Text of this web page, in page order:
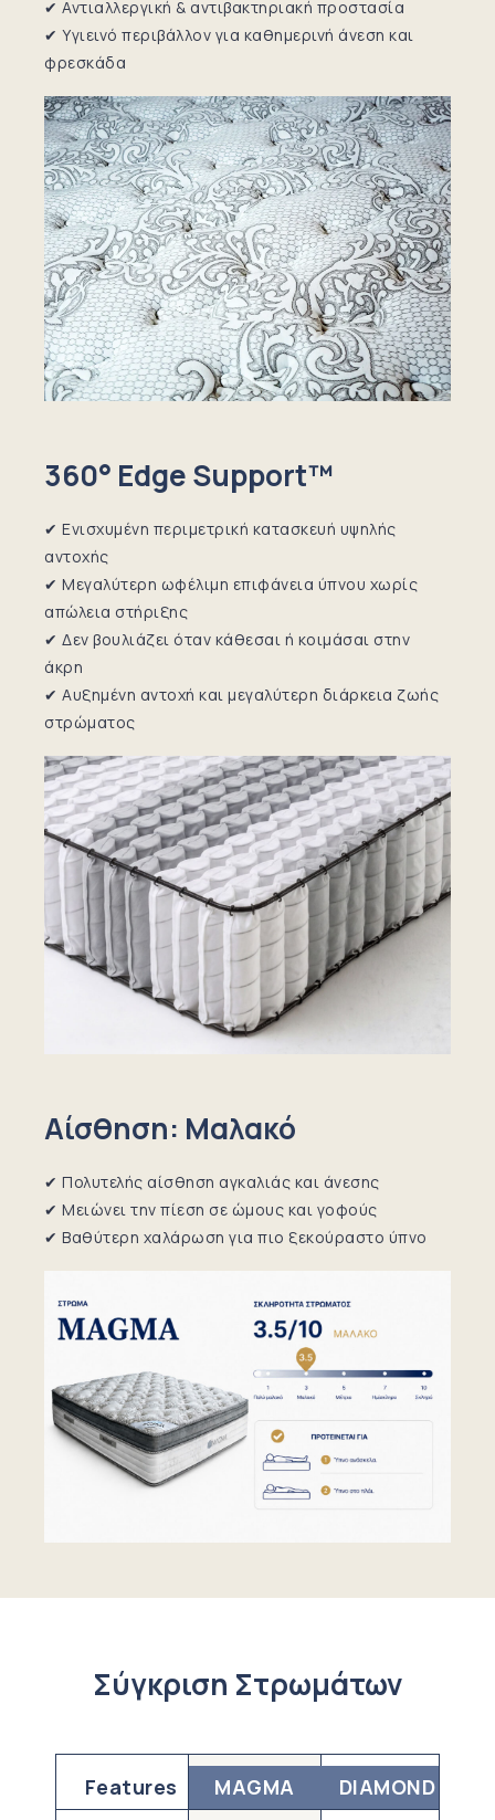
✔ Αντιαλλεργική & αντιβακτηριακή προστασία
✔ Υγιεινό περιβάλλον για καθημερινή άνεση και
φρεσκάδα
360° Edge Support™
✔ Ενισχυμένη περιμετρική κατασκευή υψηλής
αντοχής
✔ Μεγαλύτερη ωφέλιμη επιφάνεια ύπνου χωρίς
απώλεια στήριξης
✔ Δεν βουλιάζει όταν κάθεσαι ή κοιμάσαι στην
άκρη
✔ Αυξημένη αντοχή και μεγαλύτερη διάρκεια ζωής
στρώματος
Αίσθηση: Μαλακό
✔ Πολυτελής αίσθηση αγκαλιάς και άνεσης
✔ Μειώνει την πίεση σε ώμους και γοφούς
✔ Βαθύτερη χαλάρωση για πιο ξεκούραστο ύπνο
Σύγκριση Στρωμάτων
Features
MAGMA DIAMOND